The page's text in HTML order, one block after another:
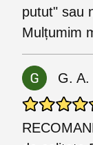
putut" sau
Mulțumim
G. A.